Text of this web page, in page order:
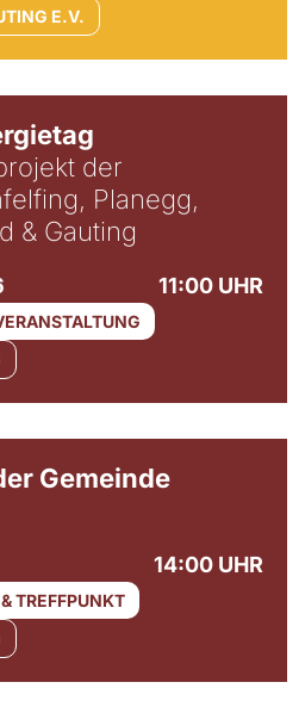
E.V.
der
Planegg,
& Gauting
11:00 UHR
Gemeinde
14:00 UHR
TREFFPUNKT